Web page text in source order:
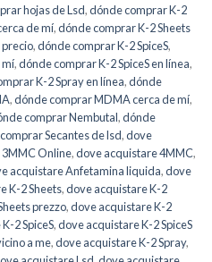
hojas de Lsd,dónde comprar K-2
de mí,dónde comprar K-2 Sheets
precio,dónde comprar K-2 SpiceS,
mí,dónde comprar K-2 SpiceS en línea,
K-2 Spray en línea,dónde
,dónde comprar MDMA cerca de mí,
comprar Nembutal,dónde
Secantes de lsd,dove
Online,dove acquistare 4MMC,
acquistare Anfetamina liquida,dove
K-2 Sheets,dove acquistare K-2
prezzo,dove acquistare K-2
2 SpiceS,dove acquistare K-2 SpiceS
a me,dove acquistare K-2 Spray,